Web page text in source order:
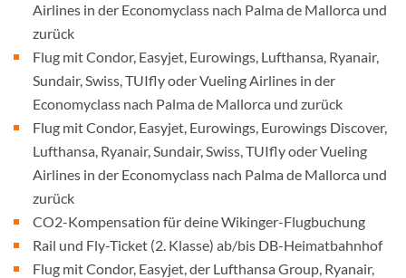
Airlines in der Economyclass nach Palma de Mallorca und
zurück
Flug mit Condor, Easyjet, Eurowings, Lufthansa, Ryanair,
Sundair, Swiss, TUIfly oder Vueling Airlines in der
Economyclass nach Palma de Mallorca und zurück
Flug mit Condor, Easyjet, Eurowings, Eurowings Discover,
Lufthansa, Ryanair, Sundair, Swiss, TUIfly oder Vueling
Airlines in der Economyclass nach Palma de Mallorca und
zurück
CO2-Kompensation für deine Wikinger-Flugbuchung
Rail und Fly-Ticket (2. Klasse) ab/bis DB-Heimatbahnhof
Flug mit Condor, Easyjet, der Lufthansa Group, Ryanair,